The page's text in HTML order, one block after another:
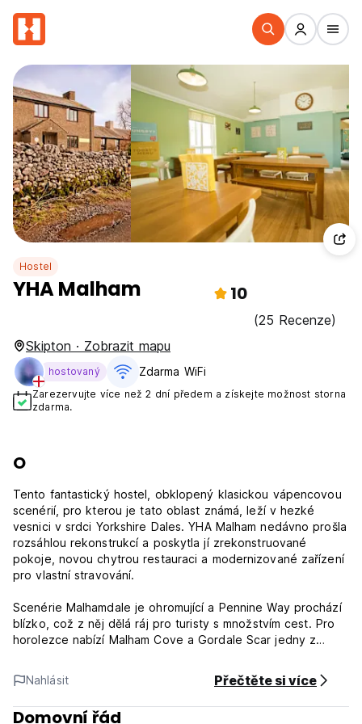
Hostel
YHA Malham 10
(25 Recenze)
Skipton · Zobrazit mapu
hostovaný Zdarma WiFi
Zarezervujte více než 2 dní předem a získejte možnost storna
zdarma.
O
Tento fantastický hostel, obklopený klasickou vápencovou
scenérií, pro kterou je tato oblast známá, leží v hezké
vesnici v srdci Yorkshire Dales. YHA Malham nedávno prošla
rozsáhlou rekonstrukcí a poskytla jí zrekonstruované
pokoje, novou chytrou restauraci a modernizované zařízení
pro vlastní stravování.
Scenérie Malhamdale je ohromující a Pennine Way prochází
blízko, což z něj dělá ráj pro turisty s množstvím cest. Pro
horolezce nabízí Malham Cove a Gordale Scar jedny z
spíše cyklistika, vesnicí vede cyklotrasa Yorkshire Dales
Cycle Way, která nabízí klasickou jízdu pro cyklisty všech
výkonností.
Nahlásit Přečtěte si více
Domovní řád